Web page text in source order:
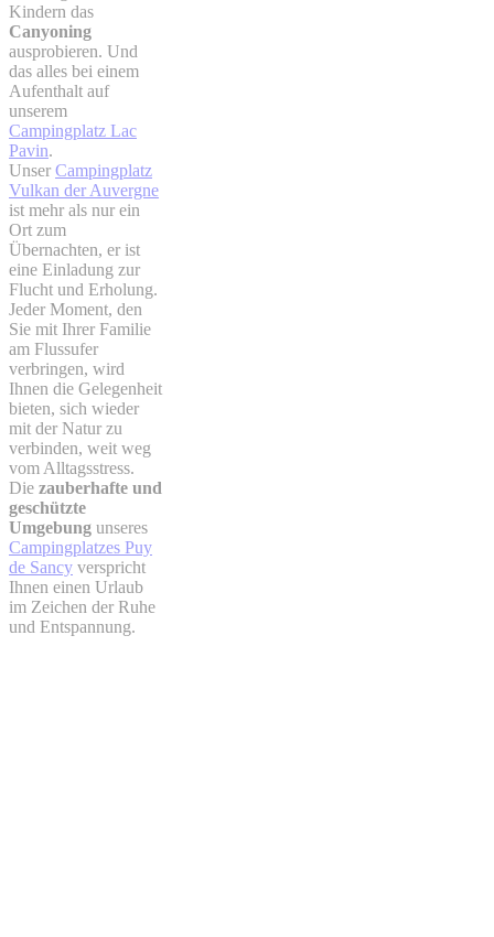
Kindern das
Canyoning
ausprobieren. Und
das alles bei einem
Aufenthalt auf
unserem
Campingplatz Lac
Pavin.
Unser Campingplatz
Vulkan der Auvergne
ist mehr als nur ein
Ort zum
Übernachten, er ist
eine Einladung zur
Flucht und Erholung.
Jeder Moment, den
Sie mit Ihrer Familie
am Flussufer
verbringen, wird
Ihnen die Gelegenheit
bieten, sich wieder
mit der Natur zu
verbinden, weit weg
vom Alltagsstress.
Die zauberhafte und
geschützte
Umgebung unseres
Campingplatzes Puy
de Sancy verspricht
Ihnen einen Urlaub
im Zeichen der Ruhe
und Entspannung.